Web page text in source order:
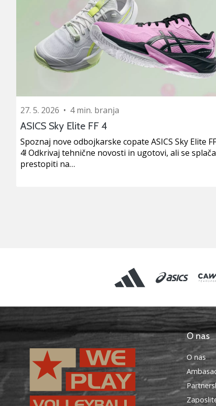
27. 5. 2026 • 4 min. branja
ASICS Sky Elite FF 4
Spoznaj nove odbojkarske copate ASICS Sky Elite FF
4! Odkrivaj tehnične novosti in ugotovi, ali se splača
prestopiti na…
O nas
O nas